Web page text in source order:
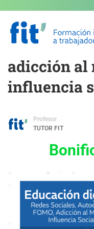
Educación
sociales,
adicción al
influencia
Profesor
TUTOR FIT